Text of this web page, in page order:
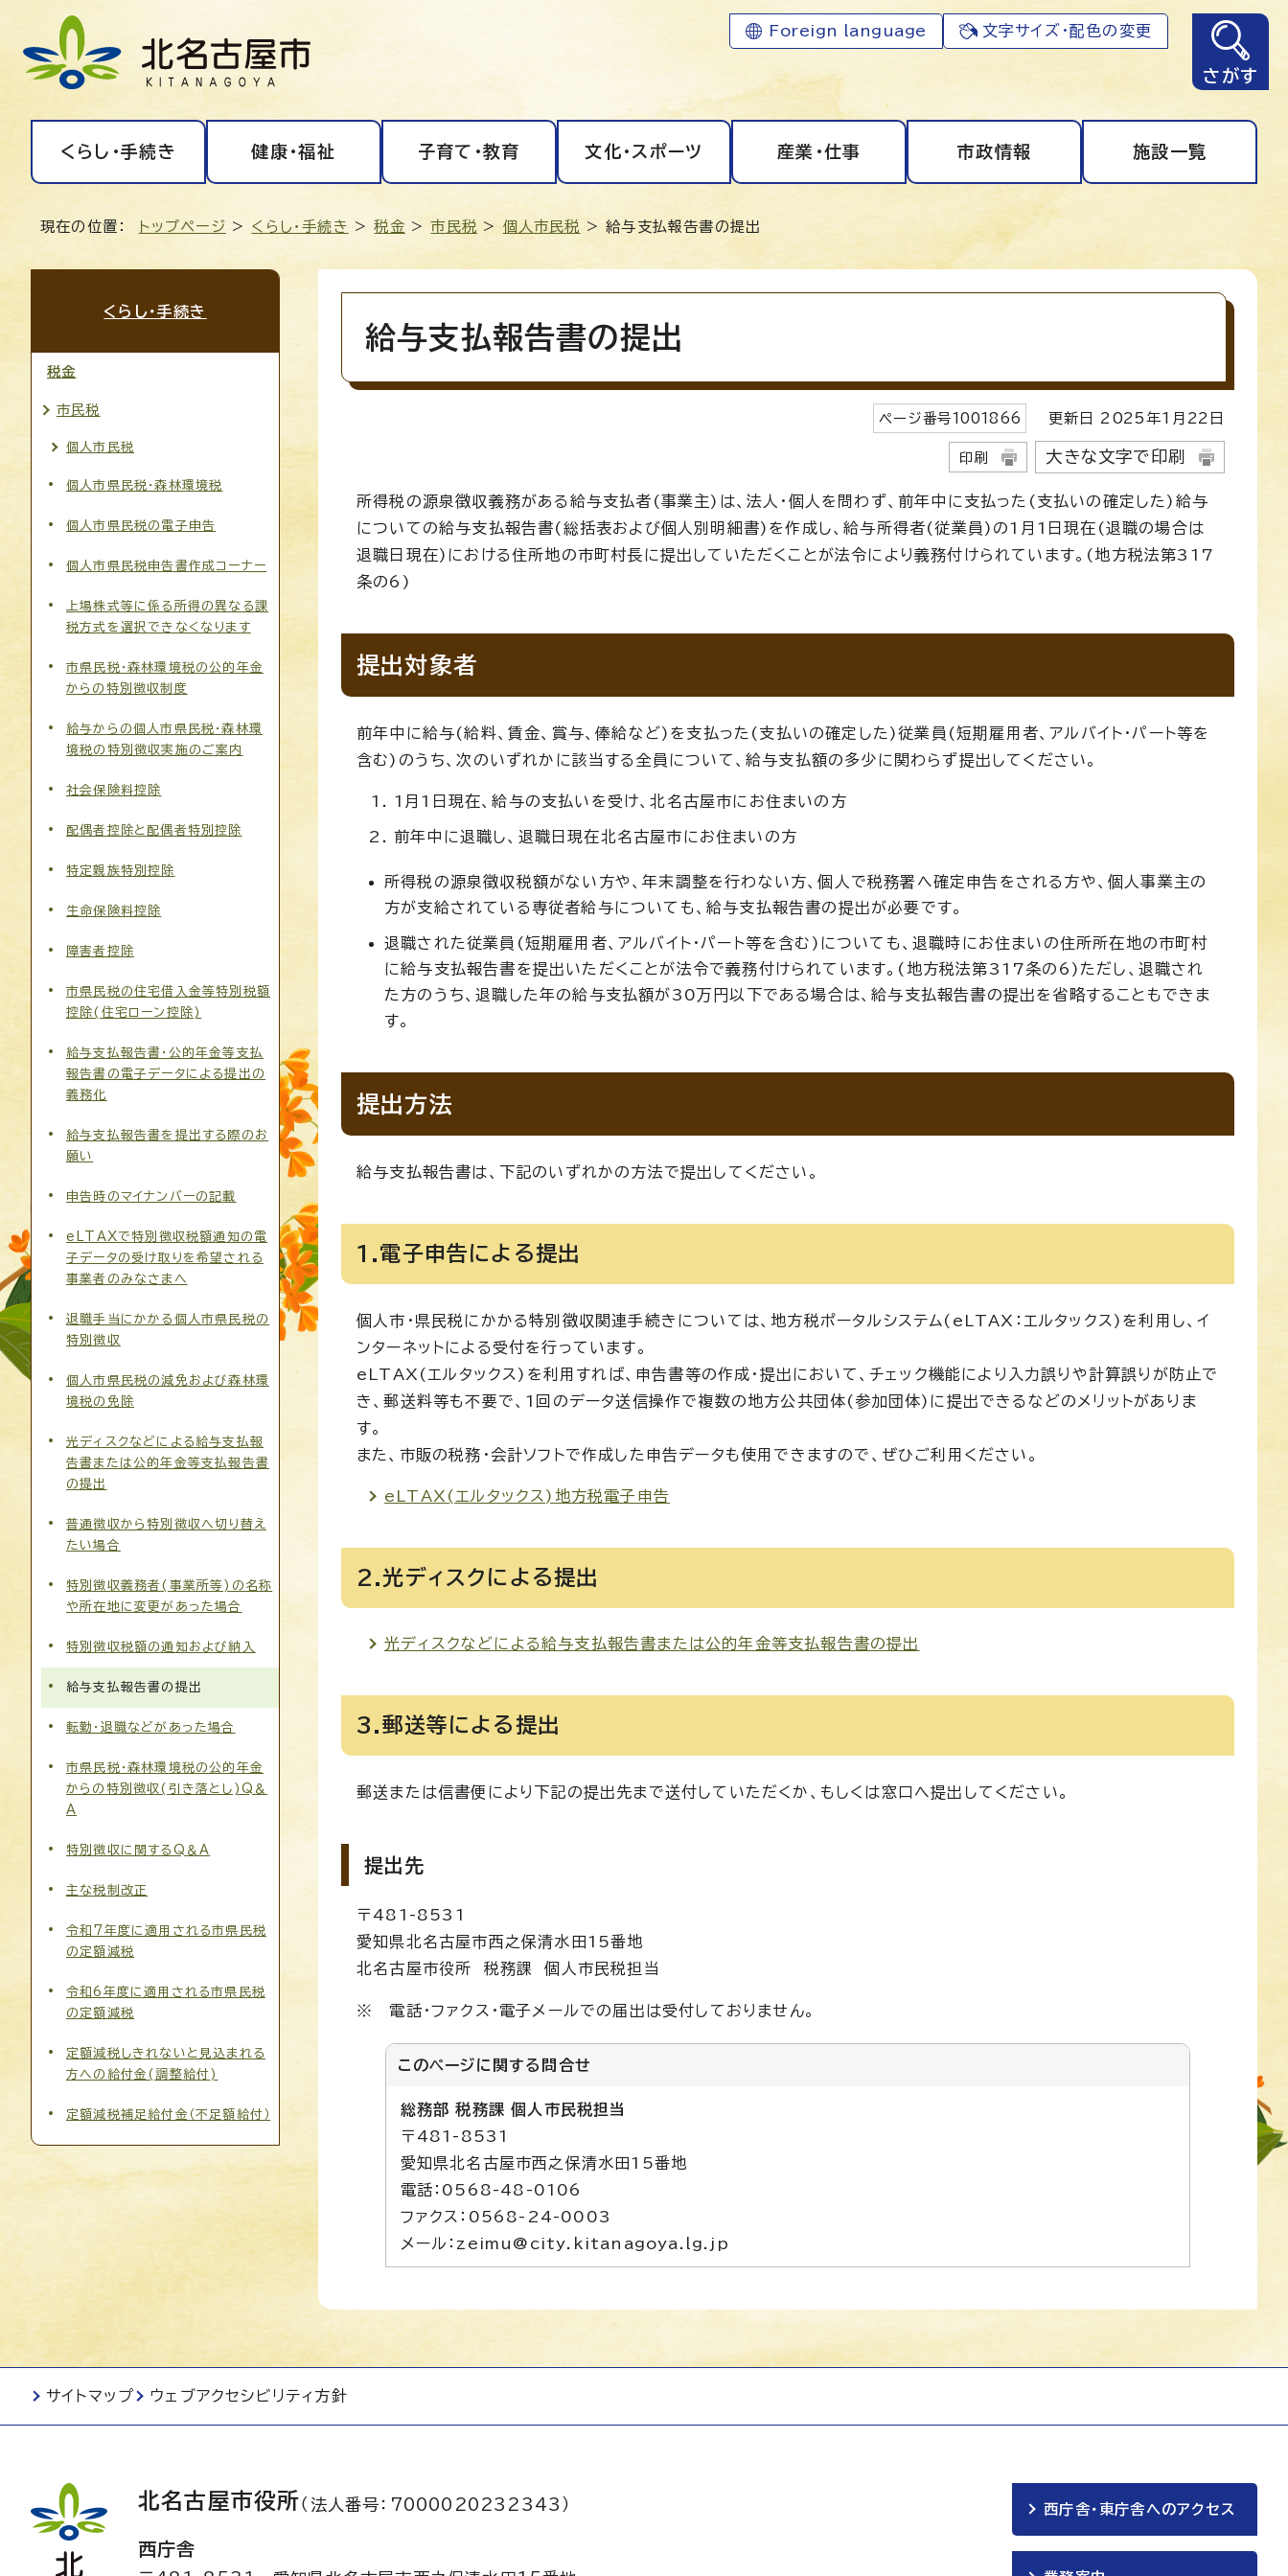
Foreign language 文字サイズ・配色の変更
さがす
くらし・手続き 健康・福祉 子育て・教育 文化・スポーツ 産業・仕事 市政情報 施設一覧
現在の位置： トップページ > くらし・手続き >税金 >市民税 >個人市民税 > 給与支払報告書の提出
給与支払報告書の提出
ページ番号1001866 更新日 2025 年1月 22 日
印刷 大きな文字で印刷
所得税の源泉徴収義務がある給与支払者(事業主)は、法人・個人を問わず、前年中に支払った(支払いの確定した)給与
についての給与支払報告書(総括表および個人別明細書)を作成し、給与所得者(従業員)の1月1日現在(退職の場合は
退職日現在)における住所地の市町村長に提出していただくことが法令により義務付けられています。(地方税法第317
条の6)
提出対象者
前年中に給与(給料、賃金、賞与、俸給など)を支払った(支払いの確定した)従業員(短期雇用者、アルバイト・パート等を
含む)のうち、次のいずれかに該当する全員について、給与支払額の多少に関わらず提出してください。
1月1日現在、給与の支払いを受け、北名古屋市にお住まいの方
前年中に退職し、退職日現在北名古屋市にお住まいの方
所得税の源泉徴収税額がない方や、年末調整を行わない方、個人で税務署へ確定申告をされる方や、個人事業主の
方が支給されている専従者給与についても、給与支払報告書の提出が必要です。
退職された従業員(短期雇用者、アルバイト・パート等を含む)についても、退職時にお住まいの住所所在地の市町村
に給与支払報告書を提出いただくことが法令で義務付けられています。(地方税法第317条の6)ただし、退職され
た方のうち、退職した年の給与支払額が30万円以下である場合は、給与支払報告書の提出を省略することもできま
す。
提出方法
給与支払報告書は、下記のいずれかの方法で提出してください。
1.電子申告による提出
個人市・県民税にかかる特別徴収関連手続きについては、地方税ポータルシステム(eLTAX：エルタックス)を利用し、イ
ンターネットによる受付を行っています。
eLTAX(エルタックス)を利用すれば、申告書等の作成・提出において、チェック機能により入力誤りや計算誤りが防止で
き、郵送料等も不要で、1回のデータ送信操作で複数の地方公共団体(参加団体)に提出できるなどのメリットがありま
す。
また、市販の税務・会計ソフトで作成した申告データも使用できますので、ぜひご利用ください。
eLTAX(エルタックス)地方税電子申告
2.光ディスクによる提出
光ディスクなどによる給与支払報告書または公的年金等支払報告書の提出
3.郵送等による提出
郵送または信書便により下記の提出先まで送付していただくか、もしくは窓口へ提出してください。
提出先
〒481-8531
愛知県北名古屋市西之保清水田15番地
北名古屋市役所 税務課 個人市民税担当
※ 電話・ファクス・電子メールでの届出は受付しておりません。
このページに関する 問合せ
総務部 税務課 個人市民税担当
〒481-8531
愛知県北名古屋市西之保清水田15番地
電話：0568-48-0106
ファクス：0568-24-0003
メール：zeimu@city.kitanagoya.lg.jp
くらし・手続き
税金
市民税
個人市民税
個人市県民税・森林環境税
個人市県民税の電子申告
個人市県民税申告書作成コーナー
上場株式等に係る所得の異なる課
税方式を選択できなくなります
市県民税・森林環境税の公的年金
からの特別徴収制度
給与からの個人市県民税・森林環
境税の特別徴収実施のご案内
社会保険料控除
配偶者控除と配偶者特別控除
特定親族特別控除
生命保険料控除
障害者控除
市県民税の住宅借入金等特別税額
控除(住宅ローン控除)
給与支払報告書・公的年金等支払
報告書の電子データによる提出の
義務化
給与支払報告書を提出する際のお
願い
申告時のマイナンバーの記載
eLTAXで特別徴収税額通知の電
子データの受け取りを希望される
事業者のみなさまへ
退職手当にかかる個人市県民税の
特別徴収
個人市県民税の減免および森林環
境税の免除
光ディスクなどによる給与支払報
告書または公的年金等支払報告書
の提出
普通徴収から特別徴収へ切り替え
たい場合
特別徴収義務者(事業所等)の名称
や所在地に変更があった場合
特別徴収税額の通知および納入
給与支払報告書の提出
転勤・退職などがあった場合
市県民税・森林環境税の公的年金
からの特別徴収(引き落とし)Q＆
A
特別徴収に関するQ＆A
主な税制改正
令和7年度に適用される市県民税
の定額減税
令和6年度に適用される市県民税
の定額減税
定額減税しきれないと見込まれる
方への給付金(調整給付)
定額減税補足給付金（不足額給付）
サイトマップ ウェブアクセシビリティ方針
北名古屋市役所（法人番号：7000020232343）
西庁舎
西庁舎・東庁舎へのアクセス